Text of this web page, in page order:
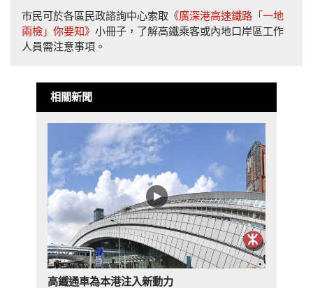
巿民可於各區民政諮詢中心索取 《廣深港高速鐵路「一地
兩檢」你要知》 小冊子，了解高鐵乘客或內地口岸區工作
人員需注意事項。
相關新聞
高鐵通車為本港注入新動力